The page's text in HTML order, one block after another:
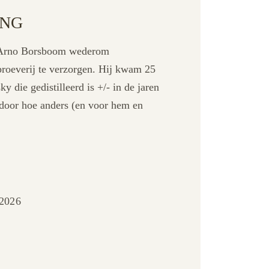
Borsboom wederom
te verzorgen. Hij kwam 25
die gedistilleerd is +/- in de jaren
hoe anders (en voor hem en